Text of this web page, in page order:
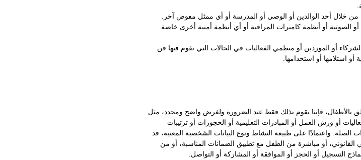
من خلال أحد الوالدين أو الوصي أو المدرسة أو أي ممثل مفوض آخر.
الصوتية أو أنظمة كاميرات المراقبة أو أي أنظمة أمنية أخرى خاصة
أو الموردين أو منظمي الفعاليات في الحالات التي تقوم فيها فن
استلامها أو استخدامها.
بالأطفال، فإننا نقوم بذلك فقط عند الضرورة ولغرض واضح ومحدد، مثل
أو ورش العمل أو المبادرات التعليمية أو الحجوزات أو ترتيبات
الصلة. واعتمادًا على طبيعة النشاط ونوع البيانات الشخصية المعنية، قد
القانوني، أو مباشرة من الطفل مع تطبيق الضمانات المناسبة، أو من
التسجيل أو الحجز أو الموافقة أو المشاركة أو التواصل.